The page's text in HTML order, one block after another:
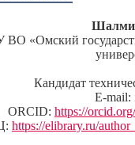
«Омский
Кандидат
E-mail:
ORCID: https://
https://elibrary.ru/